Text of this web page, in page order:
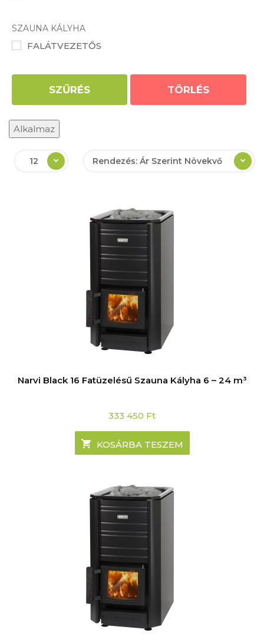
SZAUNA KÁLYHA
FALÁTVEZETŐS
SZŰRÉS TÖRLÉS
Alkalmaz
Rendezés: Ár Szerint Növekvő
12
Narvi Black 16 Fatüzelésű Szauna Kályha 6 – 24 m³
333 450 Ft
KOSÁRBA TESZEM